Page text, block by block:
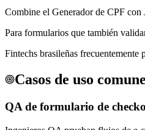
Combine el Generador de CPF
Para formularios que también
Fintechs brasileñas frecuentemente
Casos de uso
QA de formulario de